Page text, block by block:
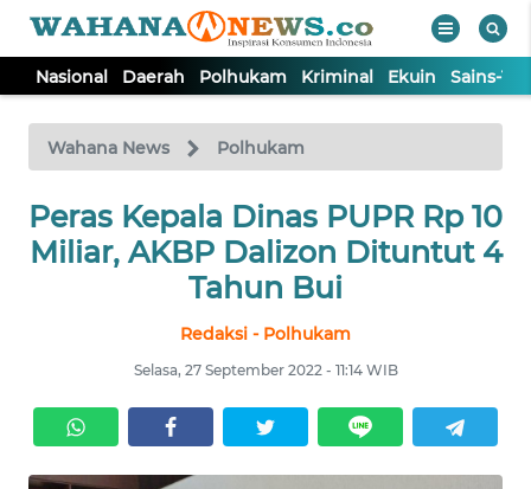
Nasional Daerah Polhukam Kriminal Ekuin Sains-
Wahana News Polhukam
Peras Kepala Dinas PUPR Rp 10
Miliar, AKBP Dalizon Dituntut 4
Tahun Bui
Redaksi - Polhukam
Selasa, 27 September 2022 - 11:14 WIB
TV
Tutup
NASIONAL
KRIMINAL
EKUIN